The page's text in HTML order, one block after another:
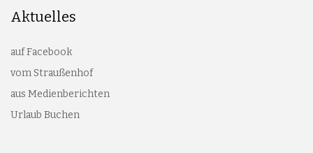
Aktuelles
auf Facebook
vom Straußenhof
aus Medienberichten
Urlaub Buchen